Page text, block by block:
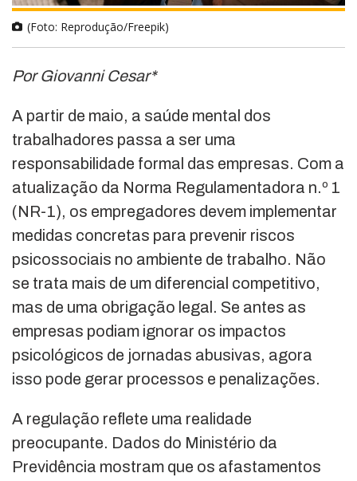
(Foto: Reprodução/Freepik)
Por Giovanni Cesar*
A partir de maio, a saúde mental dos
trabalhadores passa a ser uma
responsabilidade formal das empresas. Com a
atualização da Norma Regulamentadora n.º 1
(NR-1), os empregadores devem implementar
medidas concretas para prevenir riscos
psicossociais no ambiente de trabalho. Não
se trata mais de um diferencial competitivo,
mas de uma obrigação legal. Se antes as
empresas podiam ignorar os impactos
psicológicos de jornadas abusivas, agora
isso pode gerar processos e penalizações.
A regulação reflete uma realidade
preocupante. Dados do Ministério da
Previdência mostram que os afastamentos